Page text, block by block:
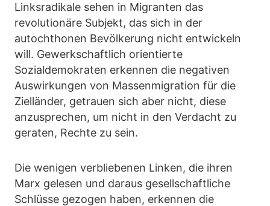
Linksradikale sehen in Migranten das
revolutionäre Subjekt, das sich in der
autochthonen Bevölkerung nicht entwickeln
will. Gewerkschaftlich orientierte
Sozialdemokraten erkennen die negativen
Auswirkungen von Massenmigration für die
Zielländer, getrauen sich aber nicht, diese
anzusprechen, um nicht in den Verdacht zu
geraten, Rechte zu sein.
Die wenigen verbliebenen Linken, die ihren
Marx gelesen und daraus gesellschaftliche
Schlüsse gezogen haben, erkennen die